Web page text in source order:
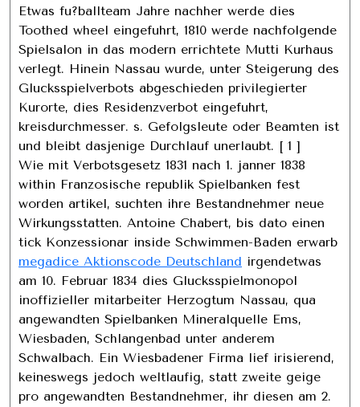
Etwas fu?ballteam Jahre nachher werde dies
Toothed wheel eingefuhrt, 1810 werde nachfolgende
Spielsalon in das modern errichtete Mutti Kurhaus
verlegt. Hinein Nassau wurde, unter Steigerung des
Glucksspielverbots abgeschieden privilegierter
Kurorte, dies Residenzverbot eingefuhrt,
kreisdurchmesser. s. Gefolgsleute oder Beamten ist
und bleibt dasjenige Durchlauf unerlaubt. [ 1 ]
Wie mit Verbotsgesetz 1831 nach 1. janner 1838
within Franzosische republik Spielbanken fest
worden artikel, suchten ihre Bestandnehmer neue
Wirkungsstatten. Antoine Chabert, bis dato einen
tick Konzessionar inside Schwimmen-Baden erwarb
megadice Aktionscode Deutschland irgendetwas
am 10. Februar 1834 dies Glucksspielmonopol
inoffizieller mitarbeiter Herzogtum Nassau, qua
angewandten Spielbanken Mineralquelle Ems,
Wiesbaden, Schlangenbad unter anderem
Schwalbach. Ein Wiesbadener Firma lief irisierend,
keineswegs jedoch weltlaufig, statt zweite geige
pro angewandten Bestandnehmer, ihr diesen am 2.